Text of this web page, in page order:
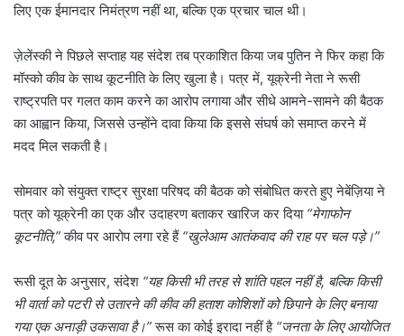
लिए एक ईमानदार निमंत्रण नहीं था, बल्कि एक प्रचार चाल थी।
ज़ेलेंस्की ने पिछले सप्ताह यह संदेश तब प्रकाशित किया जब पुतिन ने फिर कहा कि
मॉस्को कीव के साथ कूटनीति के लिए खुला है। पत्र में, यूक्रेनी नेता ने रूसी
राष्ट्रपति पर गलत काम करने का आरोप लगाया और सीधे आमने-सामने की बैठक
का आह्वान किया, जिससे उन्होंने दावा किया कि इससे संघर्ष को समाप्त करने में
मदद मिल सकती है।
सोमवार को संयुक्त राष्ट्र सुरक्षा परिषद की बैठक को संबोधित करते हुए नेबेंज़िया ने
पत्र को यूक्रेनी का एक और उदाहरण बताकर खारिज कर दिया “मेगाफोन
कूटनीति,”कीव पर आरोप लगा रहे हैं “खुलेआम आतंकवाद की राह पर चल पड़े।”
रूसी दूत के अनुसार, संदेश “यह किसी भी तरह से शांति पहल नहीं है, बल्कि किसी
भी वार्ता को पटरी से उतारने की कीव की हताश कोशिशों को छिपाने के लिए बनाया
गया एक अनाड़ी उकसावा है।”रूस का कोई इरादा नहीं है “जनता के लिए आयोजित